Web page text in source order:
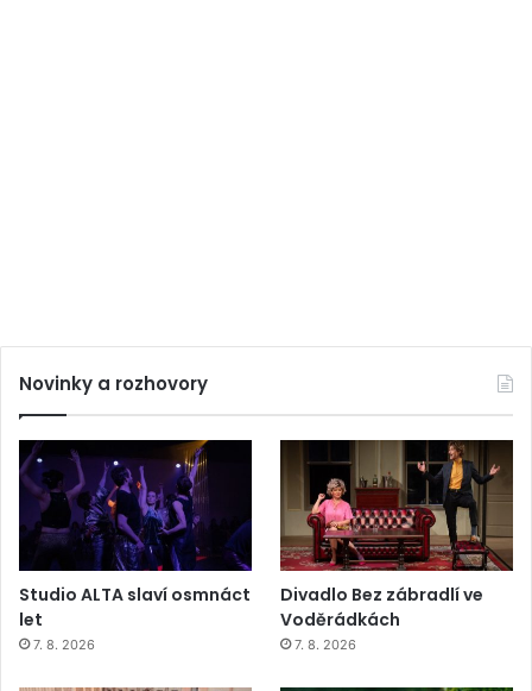
Novinky a rozhovory
Studio ALTA slaví osmnáct
let
7. 8. 2026
Divadlo Bez zábradlí ve
Voděrádkách
7. 8. 2026